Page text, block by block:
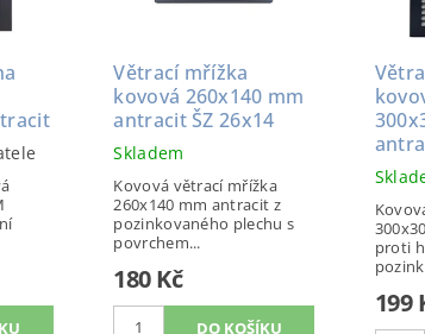
Větrací mřížka
kovová 260x140 mm
antracit ŠZ 26x14
Skladem
Kovová větrací mřížka
260x140 mm antracit z
pozinkovaného plechu s
povrchem...
180 Kč
proti
199